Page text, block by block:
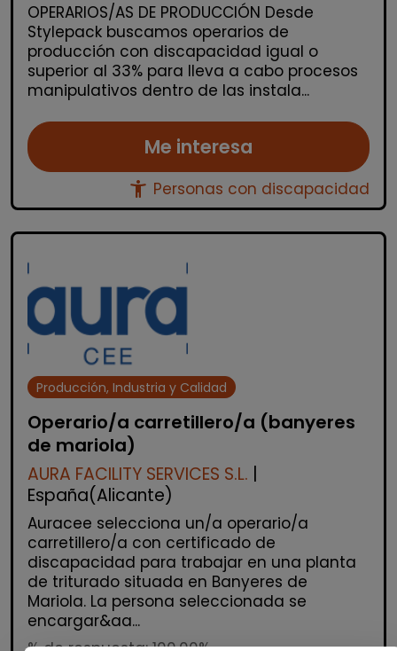
OPERARIOS/AS DE PRODUCCIÓN Desde
Stylepack buscamos operarios de
producción con discapacidad igual o
superior al 33% para lleva a cabo procesos
manipulativos dentro de las instala...
Me interesa
accessibility_new Personas con discapacidad
Producción, Industria y Calidad
Operario/a carretillero/a (banyeres
de mariola)
AURA FACILITY SERVICES S.L.
España(Alicante)
Auracee selecciona un/a operario/a
carretillero/a con certificado de
discapacidad para trabajar en una planta
de triturado situada en Banyeres de
Mariola. La persona seleccionada se
encargar&aa...